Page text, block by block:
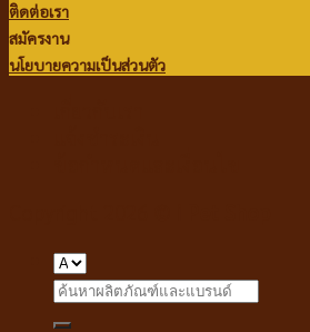
ติดต่อเรา
สมัครงาน
นโยบายความเป็นส่วนตัว
Search